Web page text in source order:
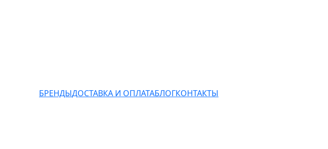
БРЕНДЫДОСТАВКА И ОПЛАТАБЛОГКОНТАКТЫ